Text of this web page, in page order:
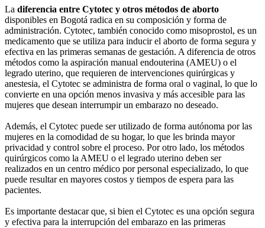
La diferencia entre Cytotec y otros métodos de aborto
disponibles en Bogotá radica en su composición y forma de
administración. Cytotec, también conocido como misoprostol, es un
medicamento que se utiliza para inducir el aborto de forma segura y
efectiva en las primeras semanas de gestación. A diferencia de otros
métodos como la aspiración manual endouterina (AMEU) o el
legrado uterino, que requieren de intervenciones quirúrgicas y
anestesia, el Cytotec se administra de forma oral o vaginal, lo que lo
convierte en una opción menos invasiva y más accesible para las
mujeres que desean interrumpir un embarazo no deseado.
Además, el Cytotec puede ser utilizado de forma autónoma por las
mujeres en la comodidad de su hogar, lo que les brinda mayor
privacidad y control sobre el proceso. Por otro lado, los métodos
quirúrgicos como la AMEU o el legrado uterino deben ser
realizados en un centro médico por personal especializado, lo que
puede resultar en mayores costos y tiempos de espera para las
pacientes.
Es importante destacar que, si bien el Cytotec es una opción segura
y efectiva para la interrupción del embarazo en las primeras